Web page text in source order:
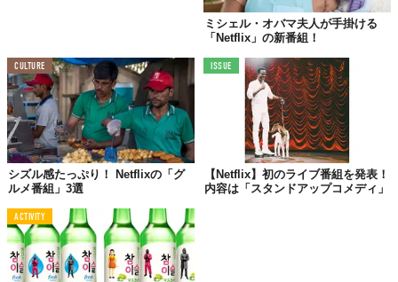
Netflixオリジナルシリーズ『あなたの知らない卑語の歴史』独占配信中
ミシェル・オバマ夫人が手掛ける
「Netflix」の新番組！
CULTURE
シズル感たっぷり！ Netflixの「グ
ルメ番組」3選
ISSUE
【Netflix】初のライブ番組を発表！
内容は「スタンドアップコメディ」
ACTIVITY